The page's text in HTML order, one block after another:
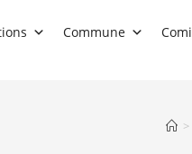
Commune
>